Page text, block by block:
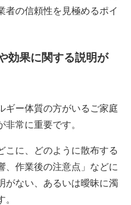
者の信頼性を見極めるポイ
効果に関する説明が
ギー体質の方がいるご家庭
常に重要です。
こに、どのように散布する
、作業後の注意点」などに
がない、あるいは曖昧に濁